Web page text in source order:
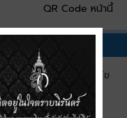
QR Code หน้านี้
ประมาณ พ.ศ.2569 แก้ไข
นเป็ด